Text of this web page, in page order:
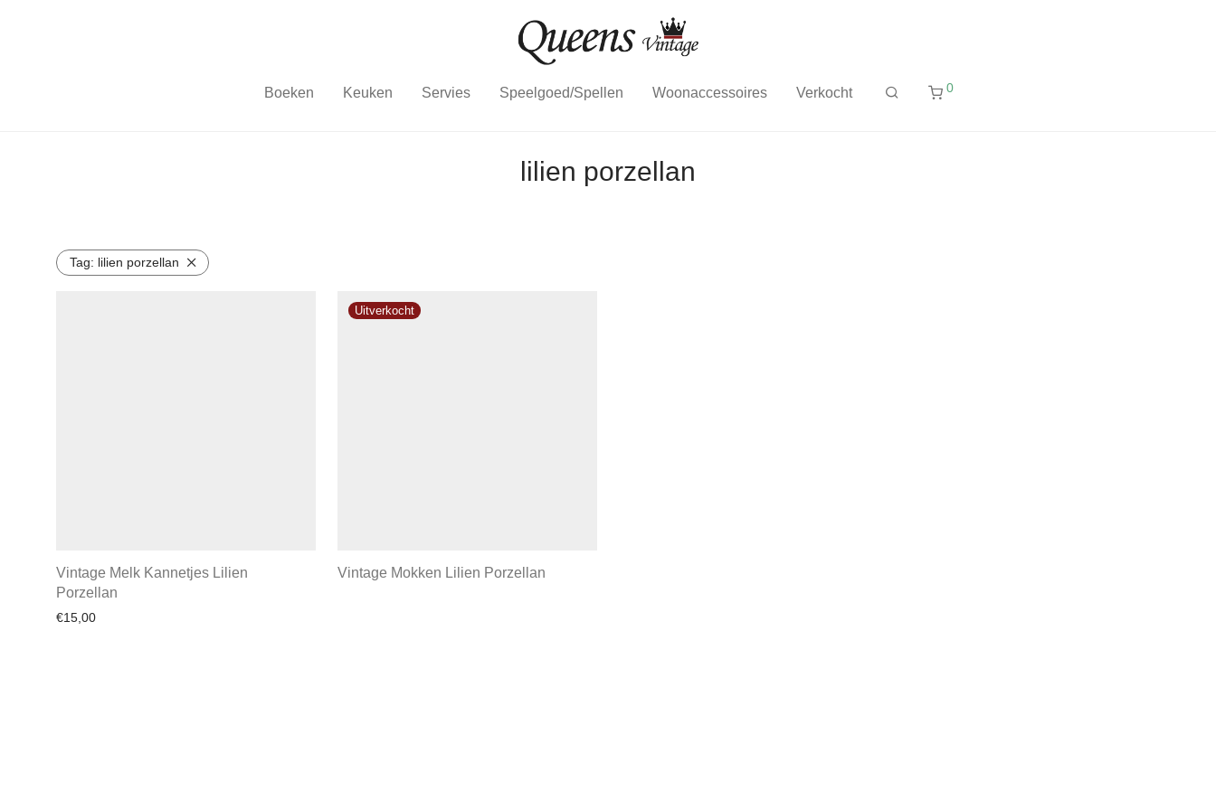
Boeken Keuken Servies Speelgoed/Spellen Woonaccessoires Verkocht 0
lilien porzellan
Tag: lilien porzellan
Vintage Melk Kannetjes Lilien
Porzellan
€15,00
Vintage Mokken Lilien Porzellan